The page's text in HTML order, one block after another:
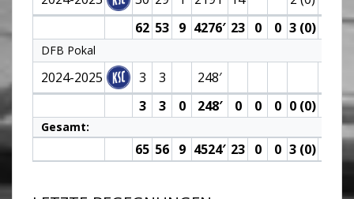
62 53 9 4276′ 23 0 0 3 (0)
DFB Pokal
2024-2025 3 3
248′
3
3 0 248′ 0 0 0 0 (0)
Gesamt:
65 56 9 4524′ 23 0 0 3 (0)